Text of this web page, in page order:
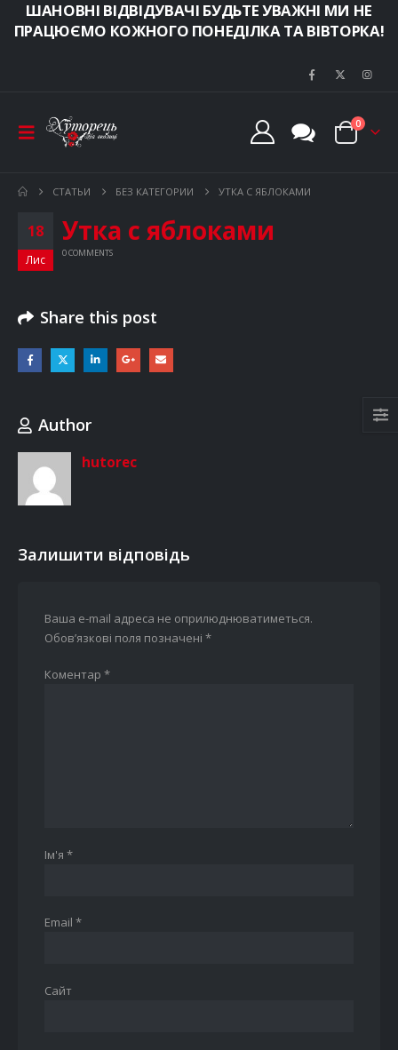
ШАНОВНІ ВІДВІДУВАЧІ БУДЬТЕ УВАЖНІ МИ НЕ
ПРАЦЮЄМО КОЖНОГО ПОНЕДІЛКА ТА ВІВТОРКА!
0
СТАТЬИ БЕЗ КАТЕГОРИИ УТКА С ЯБЛОКАМИ
18
Лис
Утка с яблоками
0 COMMENTS
Share this post
Author
hutorec
Залишити відповідь
Ваша e-mail адреса не оприлюднюватиметься.
Обов’язкові поля позначені *
Коментар *
Ім'я *
Email *
Сайт